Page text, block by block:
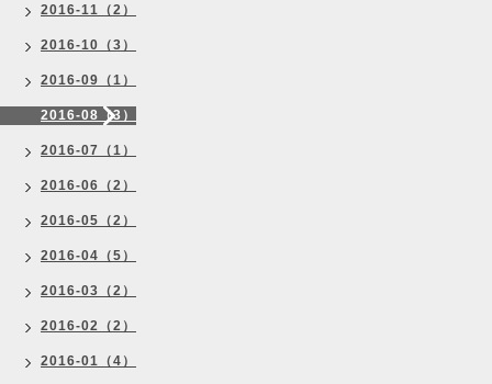
2016-11（2）
2016-10（3）
2016-09（1）
2016-08（3）
2016-07（1）
2016-06（2）
2016-05（2）
2016-04（5）
2016-03（2）
2016-02（2）
2016-01（4）